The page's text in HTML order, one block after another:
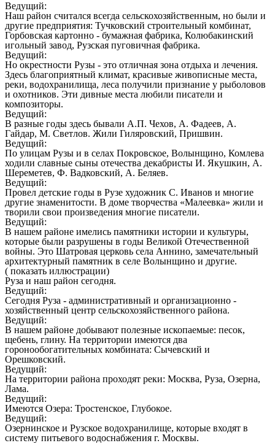
Ведущий:
Наш район считался всегда сельскохозяйственным, но были и
другие предприятия: Тучковский строительный комбинат,
Горбовская картонно - бумажная фабрика, Колюбакинский
игольный завод, Рузская пуговичная фабрика.
Ведущий:
Но окрестности Рузы - это отличная зона отдыха и лечения.
Здесь благоприятный климат, красивые живописные места,
реки, водохранилища, леса получили признание у рыболовов
и охотников. Эти дивные места любили писатели и
композиторы.
Ведущий:
В разные годы здесь бывали А.П. Чехов, А. Фадеев, А.
Гайдар, М. Светлов. Жили Гиляровский, Пришвин.
Ведущий:
По улицам Рузы и в селах Покровское, Волынщино, Комлева
ходили славные сыны отечества декабристы И. Якушкин, А.
Шереметев, Ф. Вадковский, А. Беляев.
Ведущий:
Провел детские годы в Рузе художник С. Иванов и многие
другие знаменитости. В доме творчества «Малеевка» жили и
творили свои произведения многие писатели.
Ведущий:
В нашем районе имелись памятники истории и культуры,
которые были разрушены в годы Великой Отечественной
войны. Это Шатровая церковь села Аннино, замечательный
архитектурный памятник в селе Волынщино и другие.
( показать иллюстрации)
Руза и наш район сегодня.
Ведущий:
Сегодня Руза - административный и организационно -
хозяйственный центр сельскохозяйственного района.
Ведущий:
В нашем районе добывают полезные ископаемые: песок,
щебень, глину. На территории имеются два
горонообогатительных комбината: Сычевский и
Орешковский.
Ведущий:
На территории района проходят реки: Москва, Руза, Озерна,
Лама.
Ведущий:
Имеются Озера: Тростенское, Глубокое.
Ведущий:
Озернинское и Рузское водохранилище, которые входят в
систему питьевого водоснабжения г. Москвы.